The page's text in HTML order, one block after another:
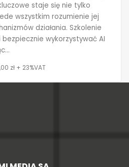
staje się nie tylko
wszystkim rozumienie jej
działania. Szkolenie
wykorzystywać AI
zł + 23%VAT